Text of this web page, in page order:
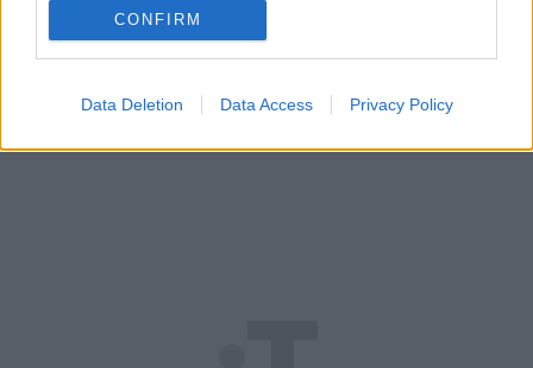
CONFIRM
Data Deletion Data Access Privacy Policy